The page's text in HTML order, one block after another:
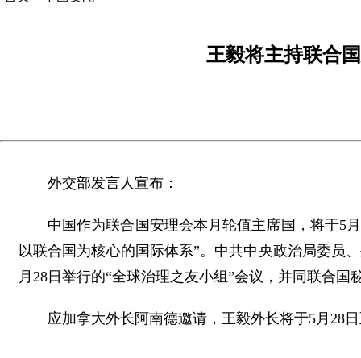
王毅将主持联合
外交部发言人宣布：
中国作为联合国安理会本月轮值主席国，将于5
以联合国为核心的国际体系”。中共中央政治局委员
月28日举行的“全球治理之友小组”会议，并同联合
应加拿大外长阿南德邀请，王毅外长将于5月28